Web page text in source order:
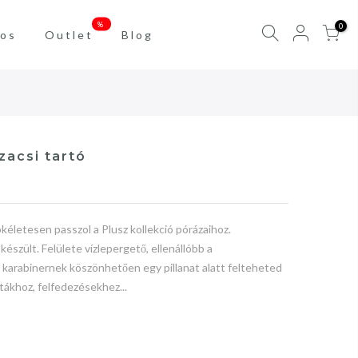
Outlet
%
Blog
0
tartó
passzol a Plusz kollekció pórázaihoz.
Felülete vízlepergető, ellenállóbb a
karabinernek köszönhetően egy pillanat alatt felteheted
felfedezésekhez...